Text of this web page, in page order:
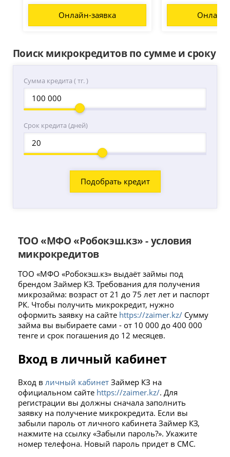
Онлайн-заявка Онлайн-
Поиск микрокредитов по сумме и сроку
Сумма кредита ( тг. )
Срок кредита (дней)
ТОО «МФО «Робокэш.кз» - условия
микрокредитов
ТОО «МФО «Робокэш.кз» выдаёт займы под
брендом Займер КЗ. Требования для получения
микрозайма: возраст от 21 до 75 лет лет и паспорт
РК. Чтобы получить микрокредит, нужно
оформить заявку на сайте https://zaimer.kz/Сумму
займа вы выбираете сами - от 10 000 до 400 000
тенге и срок погашения до 12 месяцев.
Вход в личный кабинет
Вход в личный кабинетЗаймер КЗ на
официальном сайте https://zaimer.kz/. Для
регистрации вы должны сначала заполнить
заявку на получение микрокредита. Если вы
забыли пароль от личного кабинета Займер КЗ,
нажмите на ссылку «Забыли пароль?». Укажите
номер телефона. Новый пароль придет в СМС.